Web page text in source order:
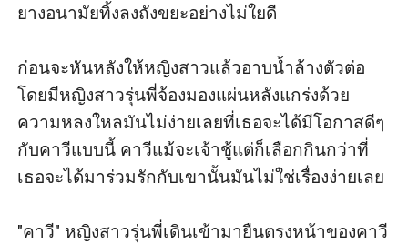
ยางอนามัยทิ้งลงถังขยะอย่างไม่ใยดี
ก่อนจะหันหลังให้หญิงสาวแล้วอาบน้ำล้างตัวต่อ
โดยมีหญิงสาวรุ่นพี่จ้องมองแผ่นหลังแกร่งด้วย
ความหลงใหลมันไม่ง่ายเลยที่เธอจะได้มีโอกาสดีๆ
กับคาวีแบบนี้ คาวีแม้จะเจ้าชู้แต่ก็เลือกกินกว่าที่
เธอจะได้มาร่วมรักกับเขานั้นมันไม่ใช่เรื่องง่ายเลย
"คาวี" หญิงสาวรุ่นพี่เดินเข้ามายืนตรงหน้าของคาวี